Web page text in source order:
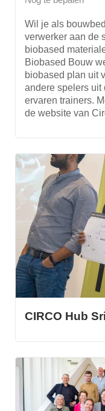
Wil je als
verwerker aan de
biobased
Biobased Bouw
biobased plan uit
andere spelers uit
ervaren trainers.
de website van
CIRCO Hub